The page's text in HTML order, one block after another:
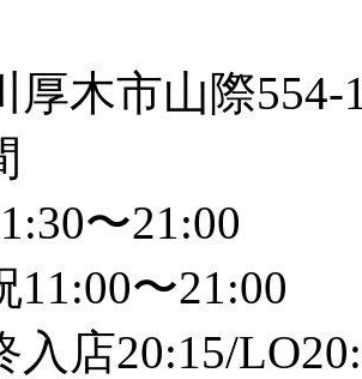
厚木市山際
〜21:00
11:00〜21:00
入店20:15/